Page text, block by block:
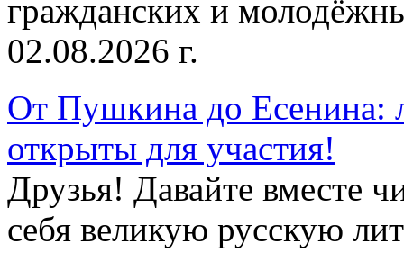
гражданских и
02.08.2026 г.
От Пушкина до Есенина:
открыты для участия!
Друзья! Давайте вместе
себя великую русскую